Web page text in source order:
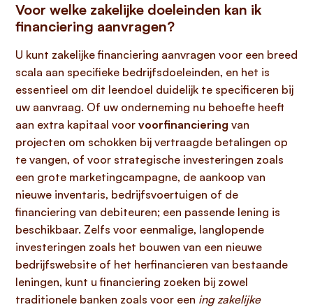
Voor welke zakelijke doeleinden kan ik
financiering aanvragen?
U kunt zakelijke financiering aanvragen voor een breed
scala aan specifieke bedrijfsdoeleinden, en het is
essentieel om dit leendoel duidelijk te specificeren bij
uw aanvraag. Of uw onderneming nu behoefte heeft
aan extra kapitaal voor voorfinanciering van
projecten om schokken bij vertraagde betalingen op
te vangen, of voor strategische investeringen zoals
een grote marketingcampagne, de aankoop van
nieuwe inventaris, bedrijfsvoertuigen of de
financiering van debiteuren; een passende lening is
beschikbaar. Zelfs voor eenmalige, langlopende
investeringen zoals het bouwen van een nieuwe
bedrijfswebsite of het herfinancieren van bestaande
leningen, kunt u financiering zoeken bij zowel
traditionele banken zoals voor een ing zakelijke